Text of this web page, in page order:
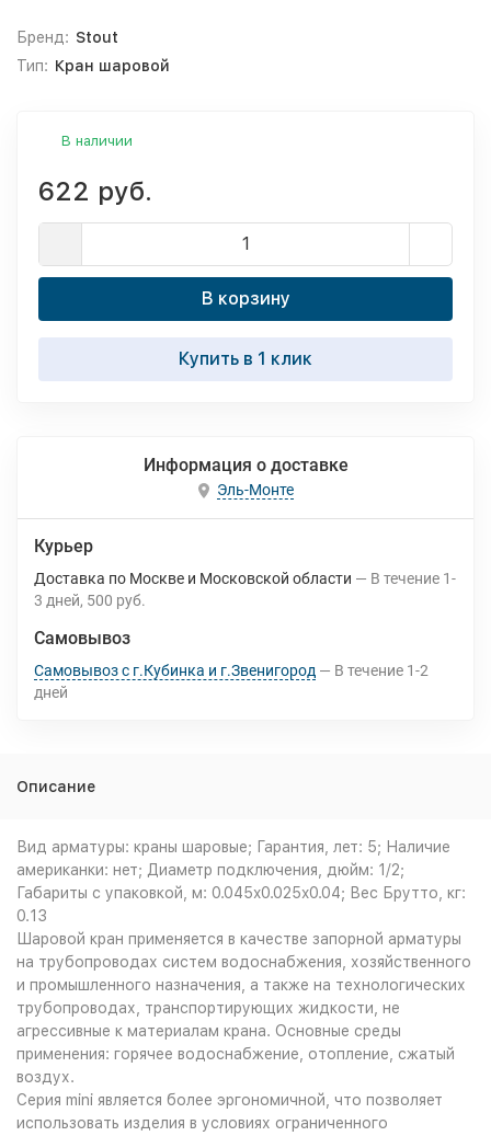
Бренд: Stout
Тип: Кран шаровой
В наличии
622 руб.
В корзину
Купить в 1 клик
Информация о доставке
Эль-Монте
Курьер
Доставка по Москве и Московской области В течение 1-
3 дней 500 руб.
Самовывоз
Самовывоз с г.Кубинка и г.Звенигород В течение 1-2
дней
Описание
Вид арматуры: краны шаровые; Гарантия, лет: 5; Наличие
американки: нет; Диаметр подключения, дюйм: 1/2;
Габариты с упаковкой, м: 0.045x0.025x0.04; Вес Брутто, кг:
0.13
Шаровой кран применяется в качестве запорной арматуры
на трубопроводах систем водоснабжения, хозяйственного
и промышленного назначения, а также на технологических
трубопроводах, транспортирующих жидкости, не
агрессивные к материалам крана. Основные среды
применения: горячее водоснабжение, отопление, сжатый
воздух.
Серия mini является более эргономичной, что позволяет
использовать изделия в условиях ограниченного